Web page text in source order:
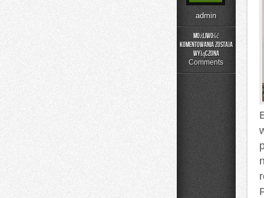
admin
Możliwość
komentowania
Składniki
lupą
została
wyłączona
Comments